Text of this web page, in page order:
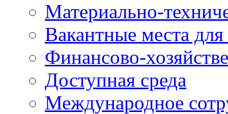
Материально-
Вакантные места
Финансово-
Доступная среда
Международное